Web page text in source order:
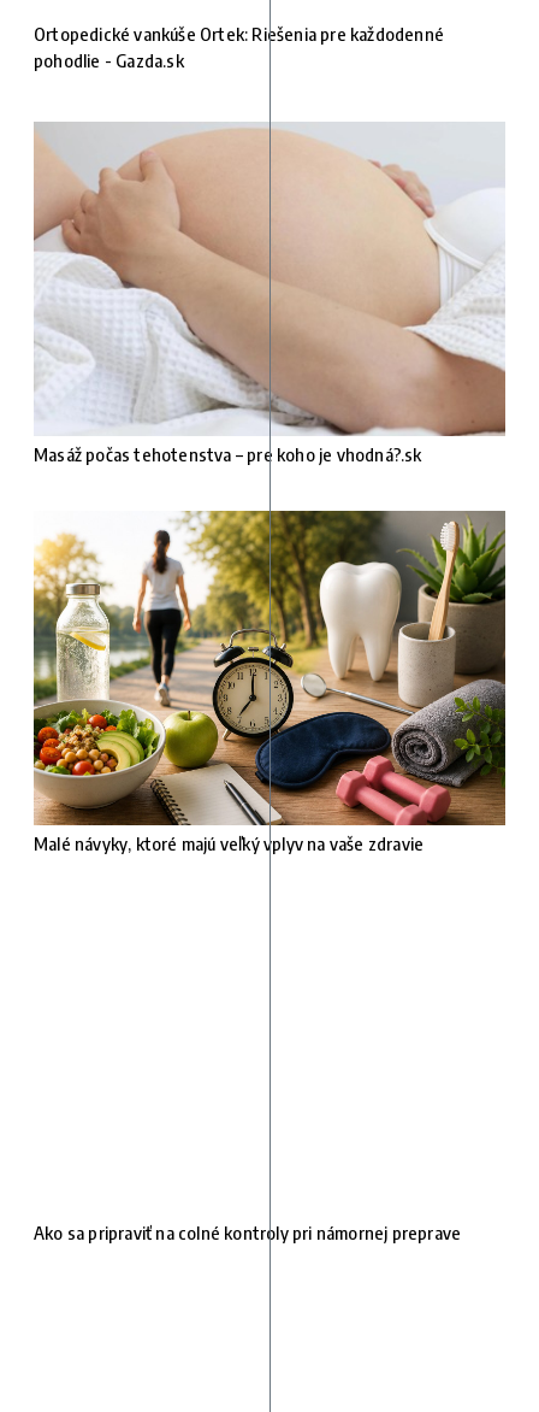
Ortopedické vankúše Ortek: Riešenia pre každodenné
pohodlie - Gazda.sk
Masáž počas tehotenstva – pre koho je vhodná?.sk
Malé návyky, ktoré majú veľký vplyv na vaše zdravie
Ako sa pripraviť na colné kontroly pri námornej preprave